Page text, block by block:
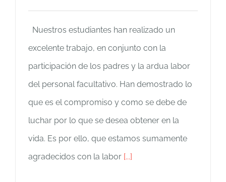
Nuestros estudiantes han realizado un
excelente trabajo, en conjunto con la
participación de los padres y la ardua labor
del personal facultativo. Han demostrado lo
que es el compromiso y como se debe de
luchar por lo que se desea obtener en la
vida. Es por ello, que estamos sumamente
agradecidos con la labor [...]